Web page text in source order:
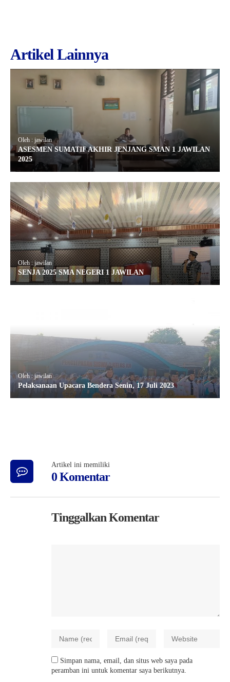
Artikel Lainnya
Oleh : jawilan
ASESMEN SUMATIF AKHIR JENJANG SMAN 1 JAWILAN
2025
Oleh : jawilan
SENJA 2025 SMA NEGERI 1 JAWILAN
Oleh : jawilan
Pelaksanaan Upacara Bendera Senin, 17 Juli 2023
Artikel ini memiliki
0 Komentar
Tinggalkan Komentar
Simpan nama, email, dan situs web saya pada
peramban ini untuk komentar saya berikutnya.